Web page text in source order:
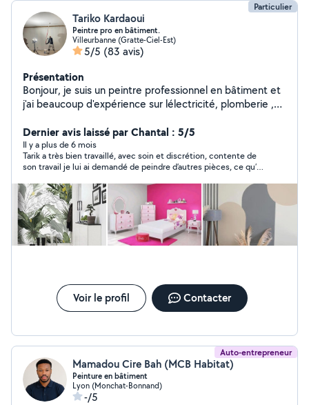
Particulier
Tariko Kardaoui
Peintre pro en bâtiment.
Villeurbanne (Gratte-Ciel-Est)
5/5 (83 avis)
Présentation
Bonjour, je suis un peintre professionnel en bâtiment et
j'ai beaucoup d'expérience sur lélectricité, plomberie ,et
sympa. n'hésitez pas à me contacter pour plus
d'informations merci à bientôt !
Dernier avis laissé par Chantal : 5/5
Il y a plus de 6 mois
Tarik a très bien travaillé, avec soin et discrétion, contente de
son travail je lui ai demandé de peindre d’autres pièces, ce qu’il
recommande vivement. Si besoin je le re contacterai sans
hésiter
Voir le profil Contacter
Auto-entrepreneur
Mamadou Cire Bah (MCB Habitat)
Peinture en bâtiment
Lyon (Monchat-Bonnand)
-/5